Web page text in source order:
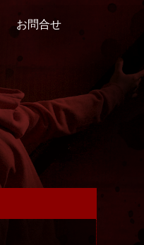
お問合せ